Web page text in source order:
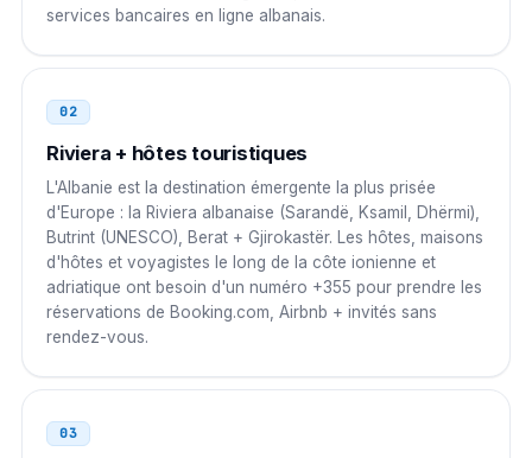
00 355 N NNN NNNN
Inde 00
00 355 N NNN NNNN
Japon
010 355 N NNN NNNN
Corée du Sud
services bancaires en ligne albanais.
02
Riviera + hôtes touristiques
L'Albanie est la destination émergente la plus prisée
d'Europe : la Riviera albanaise (Sarandë, Ksamil, Dhërmi),
Butrint (UNESCO), Berat + Gjirokastër. Les hôtes, maisons
d'hôtes et voyagistes le long de la côte ionienne et
adriatique ont besoin d'un numéro +355 pour prendre les
réservations de Booking.com, Airbnb + invités sans
rendez-vous.
03